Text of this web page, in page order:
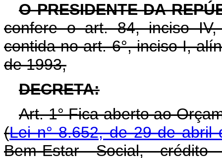
O PRESIDENTE DA
confere o art. 84, inciso
contida no art. 6°, inciso I,
de 1993,
DECRETA:
Art. 1° Fica aberto ao
(Lei n° 8.652, de 29 de abril
Bem-Estar Social,